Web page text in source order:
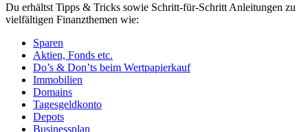
Du erhältst Tipps & Tricks sowie Schritt-für-Schritt Anleitungen zu
vielfältigen Finanzthemen wie:
Sparen
Aktien, Fonds etc.
Do’s & Don’ts beim Wertpapierkauf
Immobilien
Domains
Tagesgeldkonto
Depots
Businessplan